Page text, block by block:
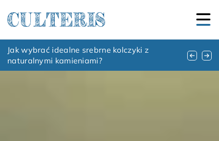
Jak wybrać idealny aromat owocowy do
własnego e-liquidu?
Jak wybrać idealne srebrne kolczyki z
naturalnymi kamieniami?
Jaki zegarek można zakupić dla osoby,
będącej miłośnikiem żeglarstwa?